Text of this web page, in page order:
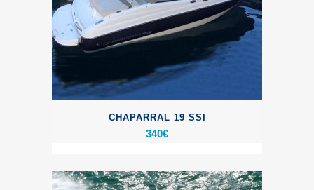
CHAPARRAL 19 SSI
340€